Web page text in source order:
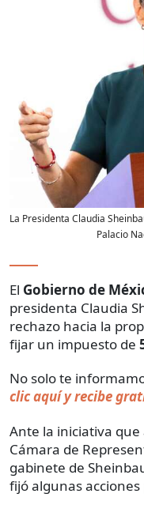
La Presidenta Claudia
Palacio
El Gobierno de
presidenta Claudia
rechazo hacia la
fijar un impuesto de
No solo te
clic aquí y recibe
Ante la iniciativa
Cámara de
gabinete de
fijó algunas